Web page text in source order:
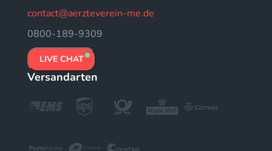
contact@aerzteverein-me.de
0800-189-9309
LIVE CHAT
Versandarten